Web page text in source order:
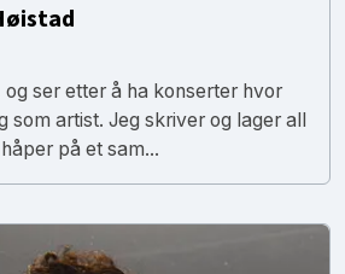
ser etter å ha konserter hvor
som artist. Jeg skriver og lager all
på et sam...